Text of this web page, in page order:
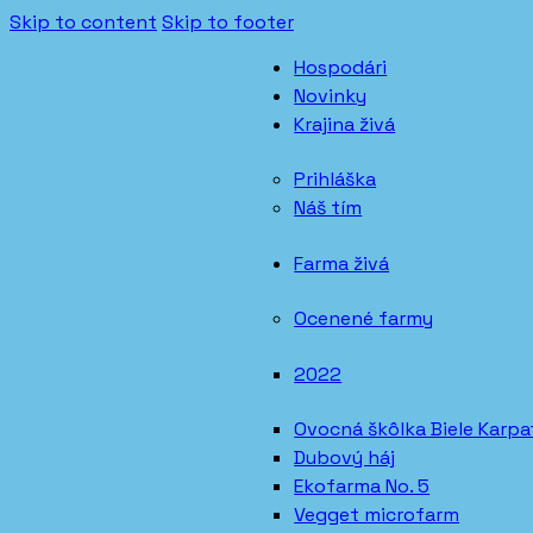
Skip to content Skip to footer
Hospodári
Novinky
Krajina živá
Prihláška
Náš tím
Farma živá
Ocenené farmy
2022
Ovocná škôlka Biele
Dubový háj
Ekofarma No. 5
Vegget microfarm